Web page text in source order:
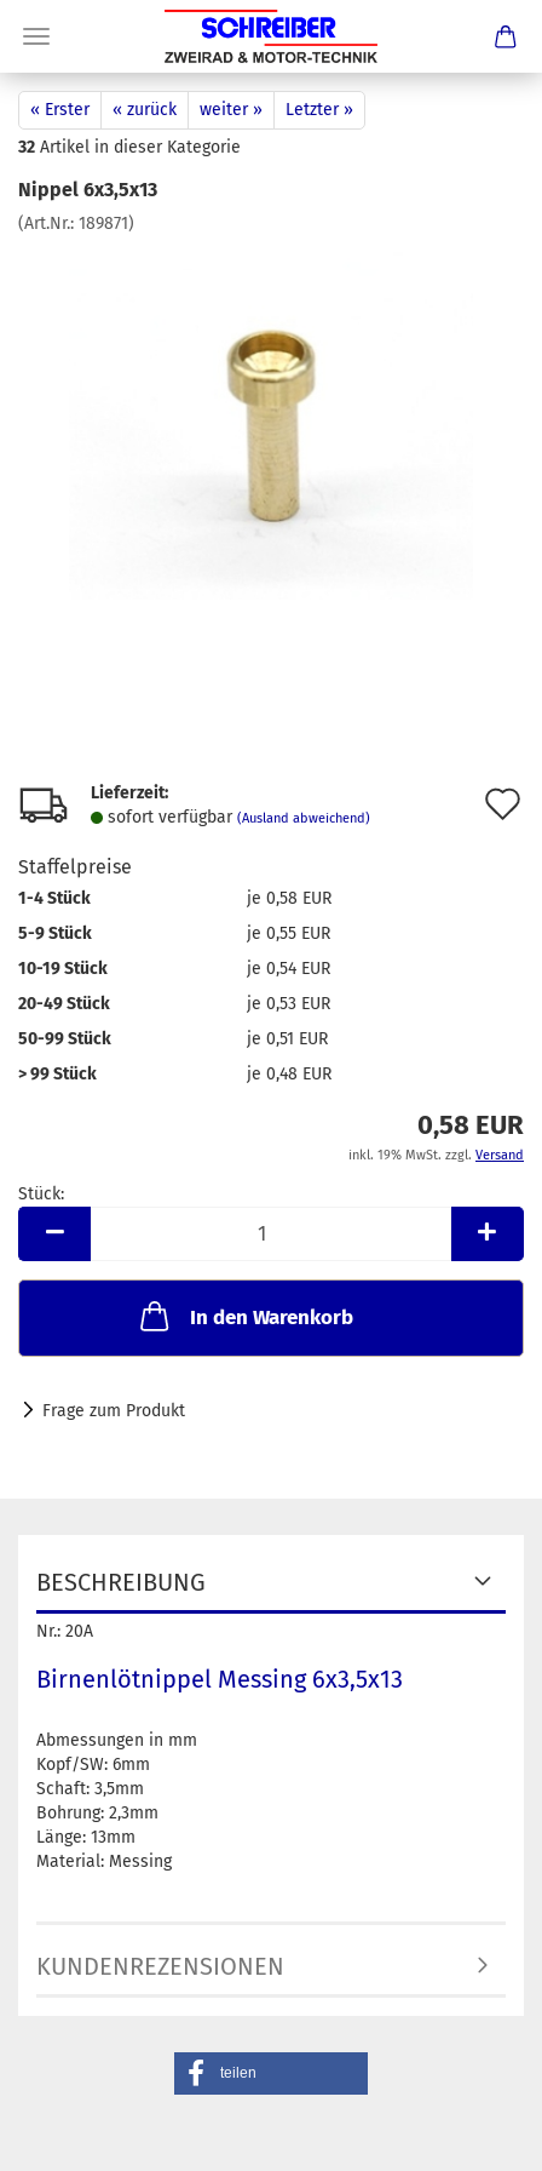
« Erster « zurück weiter »
Letzter »
32 Artikel in dieser Kategorie
Nippel 6x3,5x13
(Art.Nr.: 189871)
Lieferzeit:
sofort verfügbar (Ausland abweichend)
Staffelpreise
1-4 Stück
je 0,58 EUR
5-9 Stück
je 0,55 EUR
10-19 Stück
je 0,54 EUR
20-49 Stück
je 0,53 EUR
50-99 Stück
je 0,51 EUR
> 99 Stück
je 0,48 EUR
0,58 EUR
inkl. 19% MwSt. zzgl. Versand
Stück:
Stück
In den Warenkorb
Frage zum Produkt
BESCHREIBUNG
Nr.: 20A
Birnenlötnippel Messing 6x3,5x13
Abmessungen in mm
Kopf/SW: 6mm
Schaft: 3,5mm
Bohrung: 2,3mm
Länge: 13mm
Material: Messing
KUNDENREZENSIONEN
teilen